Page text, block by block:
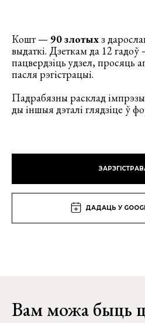
Кошт — 90 злотыхз
выдаткі. Дзеткам да 12
пацвердзіць удзел, просяць
пасля рэгістрацыі.
Падрабязны расклад
ды іншыя дэталі глядзіце ў
ДАДАЦЬ У
Вам можа быць